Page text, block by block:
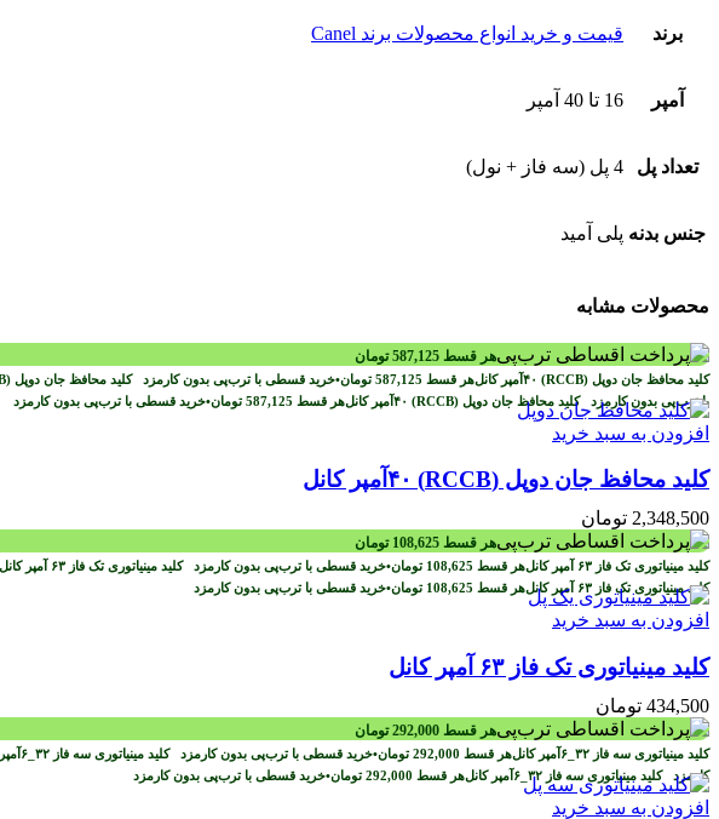
برند قیمت و خرید انواع محصولات برند Canel
آمپر 16 تا 40 آمپر
تعداد پل 4 پل (سه فاز + نول)
جنس بدنه پلی آمید
محصولات مشابه
هر قسط 587,125 تومان
هر قسط 587,125 تومان•خرید قسطی با ترب‌پی بدون کارمزد
با ترب‌پی بدون کارمزد
هر قسط 587,125 تومان•خرید قسطی با ترب‌پی بدون کارمزد
افزودن به سبد خرید
کلید محافظ جان دوپل (RCCB) ۴۰آمپر کانل
2,348,500 تومان
هر قسط 108,625 تومان
هر قسط 108,625 تومان•خرید قسطی با ترب‌پی بدون کارمزد
هر قسط 108,625 تومان•خرید قسطی با ترب‌پی بدون کارمزد
افزودن به سبد خرید
کلید مینیاتوری تک فاز ۶۳ آمپر کانل
434,500 تومان
هر قسط 292,000 تومان
هر قسط 292,000 تومان•خرید قسطی با ترب‌پی بدون کارمزد
کارمزد
هر قسط 292,000 تومان•خرید قسطی با ترب‌پی بدون کارمزد
افزودن به سبد خرید